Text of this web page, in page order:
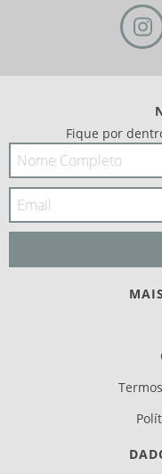
Fique por